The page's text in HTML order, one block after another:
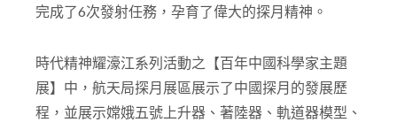
完成了6次發射任務，孕育了偉大的探月精神。
時代精神耀濠江系列活動之【百年中國科學家主題
展】中，航天局探月展區展示了中國探月的發展歷
程，並展示嫦娥五號上升器、著陸器、軌道器模型、